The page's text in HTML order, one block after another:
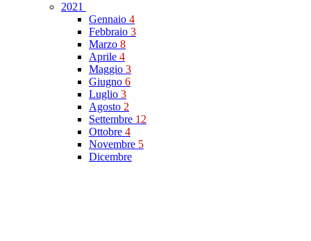
2021
Gennaio 4
Febbraio 3
Marzo 8
Aprile 4
Maggio 3
Giugno 6
Luglio 3
Agosto 2
Settembre 12
Ottobre 4
Novembre 5
Dicembre